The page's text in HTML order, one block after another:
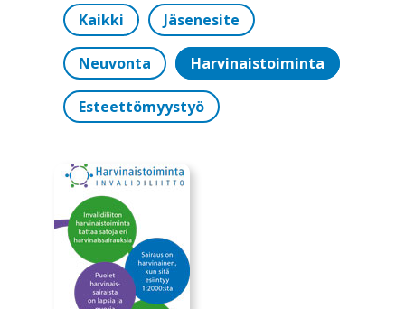
Kaikki Jäsenesite
Neuvonta Harvinaistoiminta
Esteettömyystyö